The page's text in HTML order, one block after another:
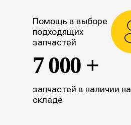
Помощь в выборе
подходящих
запчастей
7 000 +
запчастей в наличии на
складе